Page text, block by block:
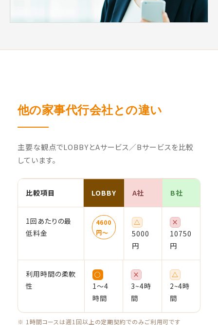
他の家事代行会社との違い
主要な観点でLOBBYとAサービス／Bサービスを比較
しています。
比較項目 LOBBY A社 B社
1回あたりの最
低料金
4600
円〜
△
5000
円
×
10750
円
利用時間の柔軟
性
○
1〜4
時間
×
3~4時
間
△
2~4時
間
※ 1時間コースは週1回以上の定期契約でのみご利用可です